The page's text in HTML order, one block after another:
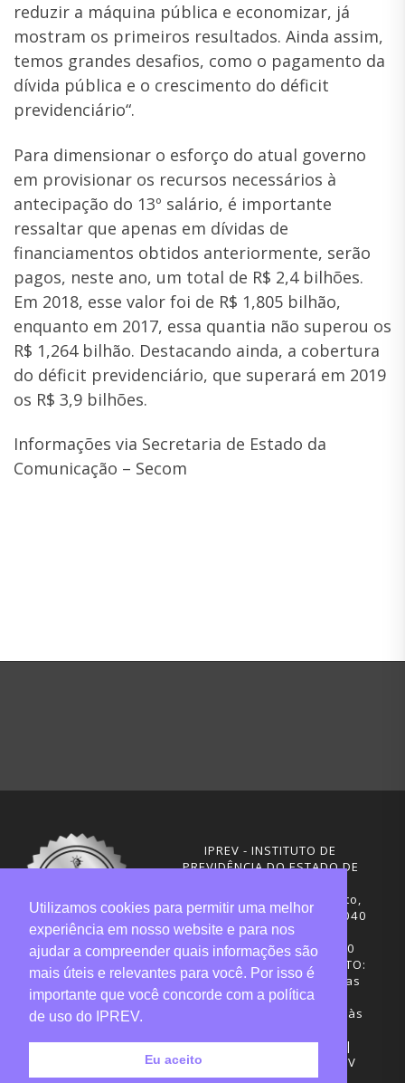
reduzir a máquina pública e economizar, já
mostram os primeiros resultados. Ainda assim,
temos grandes desafios, como o pagamento da
dívida pública e o crescimento do déficit
previdenciário“.
Para dimensionar o esforço do atual governo
em provisionar os recursos necessários à
antecipação do 13º salário, é importante
ressaltar que apenas em dívidas de
financiamentos obtidos anteriormente, serão
pagos, neste ano, um total de R$ 2,4 bilhões.
Em 2018, esse valor foi de R$ 1,805 bilhão,
enquanto em 2017, essa quantia não superou os
R$ 1,264 bilhão. Destacando ainda, a cobertura
do déficit previdenciário, que superará em 2019
os R$ 3,9 bilhões.
Informações via Secretaria de Estado da
Comunicação – Secom
IPREV - INSTITUTO DE
PREVIDÊNCIA DO ESTADO DE
Rua Visconde de Ouro Preto,
291 – Centro - CEP: 88020-040
Florianópolis - SC
Telefones: (48) 3665-4600
HORÁRIO DE FUNCIONAMENTO:
Central de Atendimento: das
12h30 às 18h
Sede administrativa: 7h30 às
Desenvolvimento: CIASC |
Gestão do conteúdo: IPREV
Utilizamos cookies para permitir uma melhor
experiência em nosso website e para nos
ajudar a compreender quais informações são
mais úteis e relevantes para você. Por isso é
importante que você concorde com a política
de uso do IPREV.
Eu aceito